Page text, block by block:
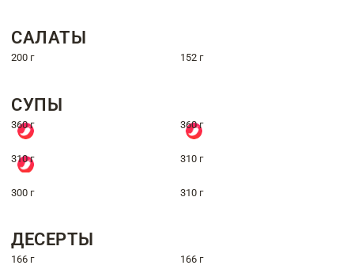
САЛАТЫ
200 г 152 г
СУПЫ
360 г 360 г
310 г 310 г
300 г 310 г
ДЕСЕРТЫ
166 г 166 г